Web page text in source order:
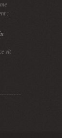
:
vit